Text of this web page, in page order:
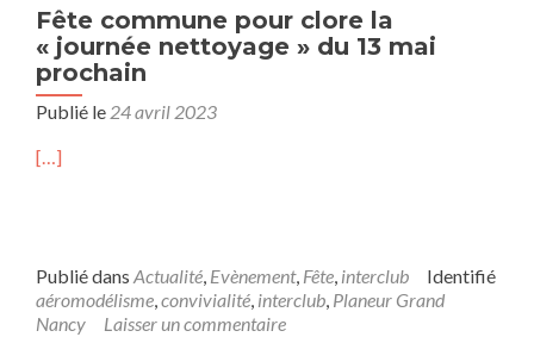
Fête commune pour clore la
« journée nettoyage » du 13 mai
prochain
Publié le 24 avril 2023
[…]
Publié dans Actualité, Evènement, Fête, interclub
Identifié
aéromodélisme,convivialité, interclub, Planeur Grand
Nancy
Laisser un commentaire